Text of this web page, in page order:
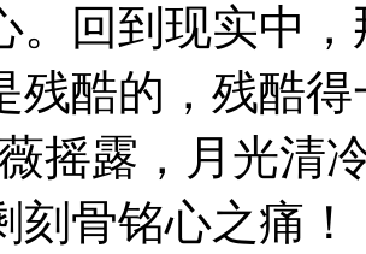
。回到现实中
残酷的，残酷
摇露，月光清
刻骨铭心之痛！